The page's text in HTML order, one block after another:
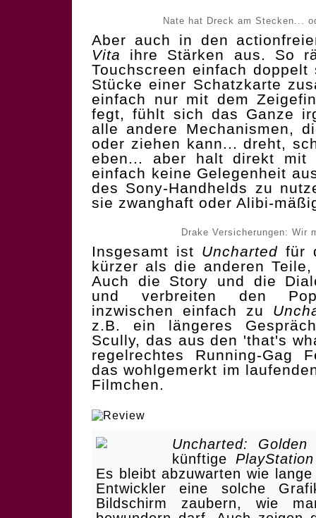
Nate hat Dreck am Stecken...
Aber auch in den
Vita ihre Stärken aus. So
Touchscreen einfach
Stücke einer Schatzkarte
einfach nur mit dem
fegt, fühlt sich das Ganze
alle andere Mechanismen,
oder ziehen kann... dreht,
eben... aber halt direkt mit
einfach keine Gelegenheit
des Sony-Handhelds zu
sie zwanghaft oder Alibi-
Drake Versicherungen: Wir
Insgesamt ist Uncharted für
kürzer als die anderen
Auch die Story und die
und verbreiten den
inzwischen einfach zu
z.B. ein längeres
Scully, das aus den 'that's
regelrechtes Running-Gag
das wohlgemerkt im
Filmchen.
Uncharted: Golden
künftige
Es bleibt abzuwarten wie
Entwickler eine solche
Bildschirm zaubern, wie